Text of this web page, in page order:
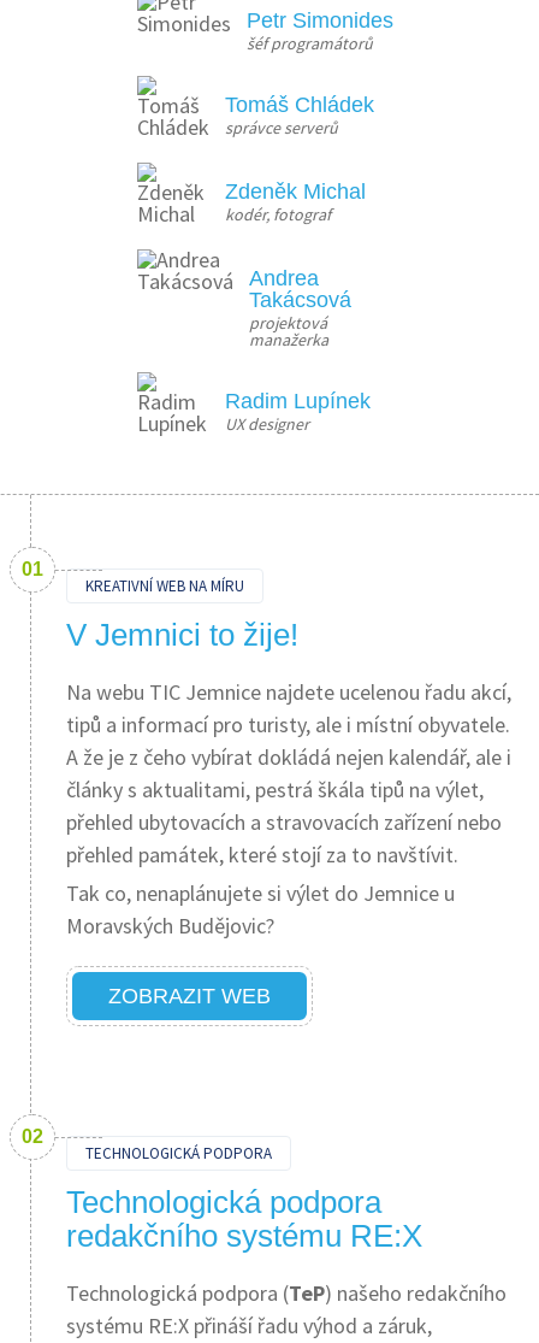
Petr Simonides
šéf programátorů
Tomáš Chládek
správce serverů
Zdeněk Michal
kodér, fotograf
Andrea
Takácsová
projektová
manažerka
Radim Lupínek
UX designer
KREATIVNÍ WEB NA MÍRU
V Jemnici to žije!
Na webu TIC Jemnice najdete ucelenou řadu akcí,
tipů a informací pro turisty, ale i místní obyvatele.
A že je z čeho vybírat dokládá nejen kalendář, ale i
články s aktualitami, pestrá škála tipů na výlet,
přehled ubytovacích a stravovacích zařízení nebo
přehled památek, které stojí za to navštívit.
Tak co, nenaplánujete si výlet do Jemnice u
Moravských Budějovic?
ZOBRAZIT WEB
TECHNOLOGICKÁ PODPORA
Technologická podpora
redakčního systému RE:X
Technologická podpora (TeP) našeho redakčního
systému RE:X přináší řadu výhod a záruk,